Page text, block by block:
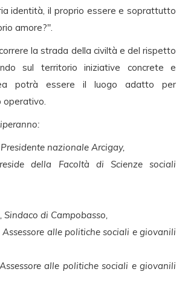
identità, il proprio essere e soprattutto
amore?".
la strada della civiltà e del rispetto
sul territorio iniziative concrete e
potrà essere il luogo adatto per
operativo.
nazionale Arcigay,
della Facoltà di Scienze sociali
, Sindaco di Campobasso,
Assessore alle politiche sociali e giovanili
alle politiche sociali e giovanili